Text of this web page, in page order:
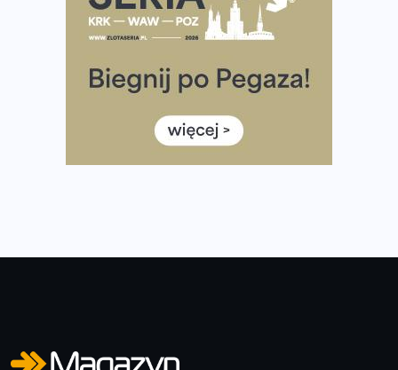
Wystartuje rekordowa liczba uczestników
35. Bieg Powstania Warszawskiego – praktyczny
Ile razy w tygodniu biegać? 3 treningi wystarczą? Jak
często biegać, żeby robić postępy
Już w ten weekend! Przed nami Nocny Portowy Maraton
i Półmaraton Szczeciński. Wszystko, co warto wiedzieć